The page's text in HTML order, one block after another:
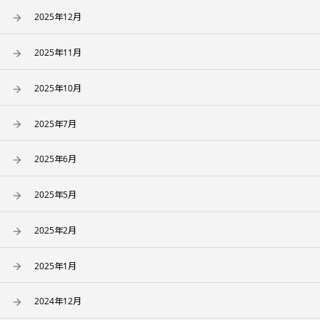
2025年12月
2025年11月
2025年10月
2025年7月
2025年6月
2025年5月
2025年2月
2025年1月
2024年12月